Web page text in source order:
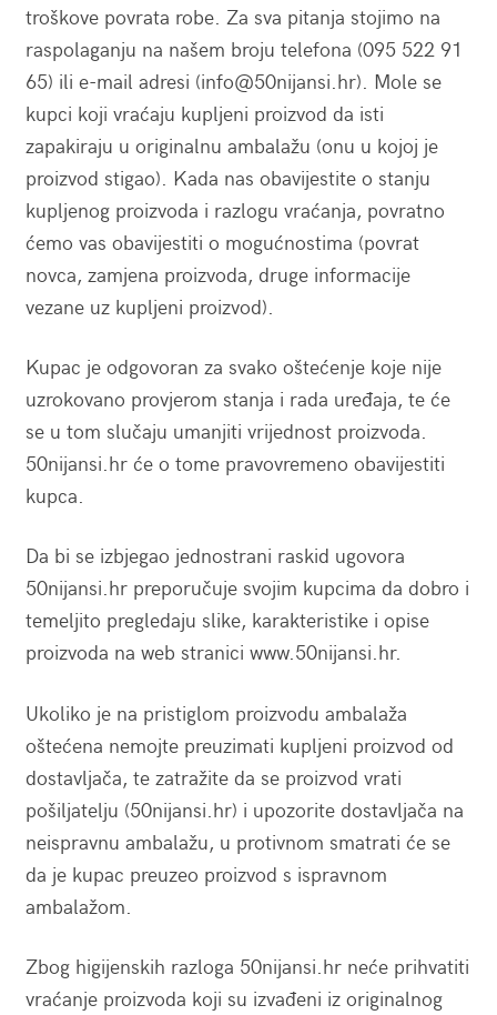
troškove povrata robe. Za sva pitanja stojimo na
raspolaganju na našem broju telefona (095 522 91
65) ili e-mail adresi (info@50nijansi.hr). Mole se
kupci koji vraćaju kupljeni proizvod da isti
zapakiraju u originalnu ambalažu (onu u kojoj je
proizvod stigao). Kada nas obavijestite o stanju
kupljenog proizvoda i razlogu vraćanja, povratno
ćemo vas obavijestiti o mogućnostima (povrat
novca, zamjena proizvoda, druge informacije
vezane uz kupljeni proizvod).
Kupac je odgovoran za svako oštećenje koje nije
uzrokovano provjerom stanja i rada uređaja, te će
se u tom slučaju umanjiti vrijednost proizvoda.
50nijansi.hr će o tome pravovremeno obavijestiti
kupca.
Da bi se izbjegao jednostrani raskid ugovora
50nijansi.hr preporučuje svojim kupcima da dobro i
temeljito pregledaju slike, karakteristike i opise
proizvoda na web stranici www.50nijansi.hr.
Ukoliko je na pristiglom proizvodu ambalaža
oštećena nemojte preuzimati kupljeni proizvod od
dostavljača, te zatražite da se proizvod vrati
pošiljatelju (50nijansi.hr) i upozorite dostavljača na
neispravnu ambalažu, u protivnom smatrati će se
da je kupac preuzeo proizvod s ispravnom
ambalažom.
Zbog higijenskih razloga 50nijansi.hr neće prihvatiti
vraćanje proizvoda koji su izvađeni iz originalnog